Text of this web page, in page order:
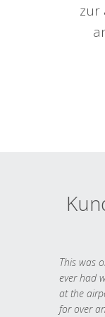
zur
This was
ever had
at the
for over